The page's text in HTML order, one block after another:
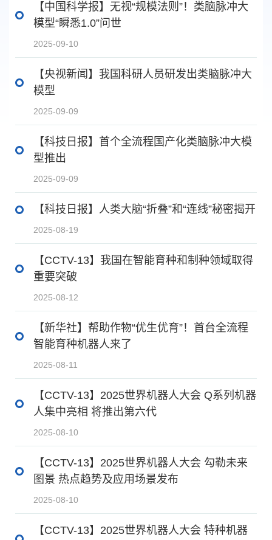
【中国科学报】无视“规模法则”！类脑脉冲大
模型“瞬悉1.0”问世
2025-09-10
【央视新闻】我国科研人员研发出类脑脉冲大
模型
2025-09-09
【科技日报】首个全流程国产化类脑脉冲大模
型推出
2025-09-09
【科技日报】人类大脑“折叠”和“连线”秘密揭开
2025-08-19
【CCTV-13】我国在智能育种和制种领域取得
重要突破
2025-08-12
【新华社】帮助作物“优生优育”！首台全流程
智能育种机器人来了
2025-08-11
【CCTV-13】2025世界机器人大会 Q系列机器
人集中亮相 将推出第六代
2025-08-10
【CCTV-13】2025世界机器人大会 勾勒未来
图景 热点趋势及应用场景发布
2025-08-10
【CCTV-13】2025世界机器人大会 特种机器